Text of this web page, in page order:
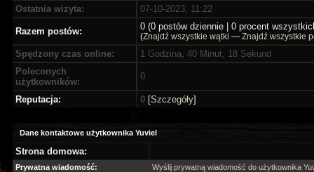
Ostatnia wizyta:
07-10-2023, 11:22
Razem postów: 0 (0 postów dziennie | 0 procent
(Znajdź wszystkie wątki — Znajdź wszystkie
Spędzony czas online:
1 Godzina, 40 Minut, 18 Sekund
Poleconych
użytkowników:
0
Reputacja: 0 [Szczegóły]
Dane kontaktowe użytkownika Yuviel
Strona domowa:
Prywatna wiadomość:
Wyślij prywatną wiadomość do użytkownika